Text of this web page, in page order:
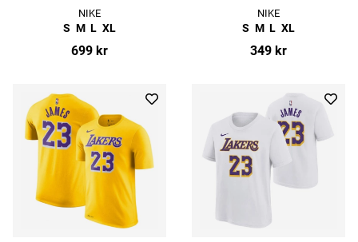
NIKE
S M L XL
699 kr
NIKE
S M L XL
349 kr